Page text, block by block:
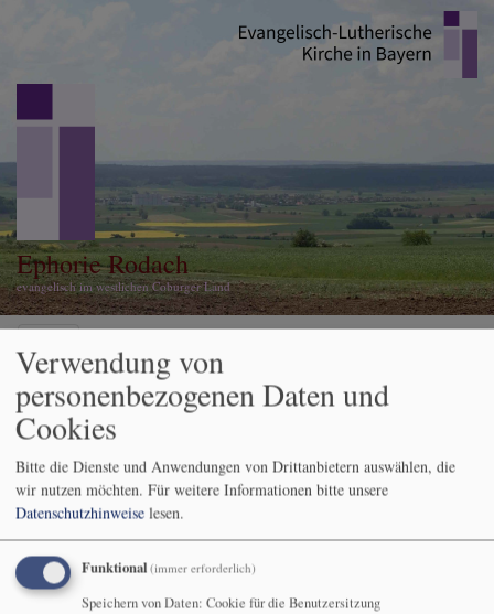
Ephorie Rodach
evangelisch im westlichen Coburger Land
Hauptnavigation
Startseite Andachten zu den Sonn- und Feiertagen
Quasimodogeniti 19. April
Sonntag Quasimodogeniti
19. April
Verwendung von
personenbezogenen Daten und
Cookies
Bitte die Dienste und Anwendungen von Drittanbietern auswählen, die
wir nutzen möchten. Für weitere Informationen bitte unsere
Datenschutzhinweise lesen.
Funktional (immer erforderlich)
Speichern von Daten: Cookie für die Benutzersitzung